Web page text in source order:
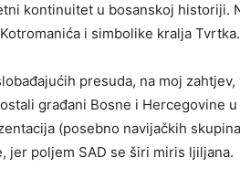
kontinuitet u bosanskoj historiji.
i simbolike kralja Tvrtka.
presuda, na moj
građani Bosne i Hercegovine
(posebno navijačkih
jer poljem SAD se širi miris ljiljana.